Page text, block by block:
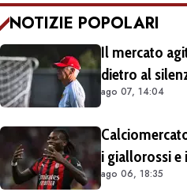
NOTIZIE POPOLARI
Il mercato
dietro al
è emerso dal
ago 07, 14:04
i giallorossi
situazioni di
ago 06, 18:35